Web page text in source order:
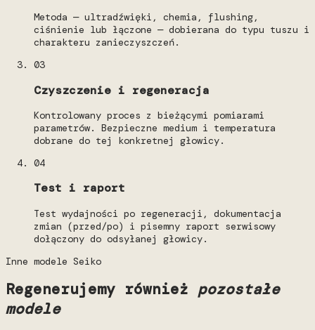
Metoda — ultradźwięki, chemia, flushing,
ciśnienie lub łączone — dobierana do typu tuszu i
charakteru zanieczyszczeń.
03
Czyszczenie i regeneracja
Kontrolowany proces z bieżącymi pomiarami
parametrów. Bezpieczne medium i temperatura
dobrane do tej konkretnej głowicy.
04
Test i raport
Test wydajności po regeneracji, dokumentacja
zmian (przed/po) i pisemny raport serwisowy
dołączony do odsyłanej głowicy.
Inne modele Seiko
Regenerujemy również pozostałe
modele